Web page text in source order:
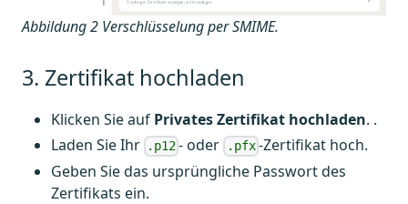
Abbildung 2 Verschlüsselung per SMIME.
3. Zertifikat hochladen
Klicken Sie auf Privates Zertifikat hochladen. .
Laden Sie Ihr
.p12 - oder .pfx-Zertifikat hoch.
Geben Sie das ursprüngliche Passwort des
Zertifikats ein.